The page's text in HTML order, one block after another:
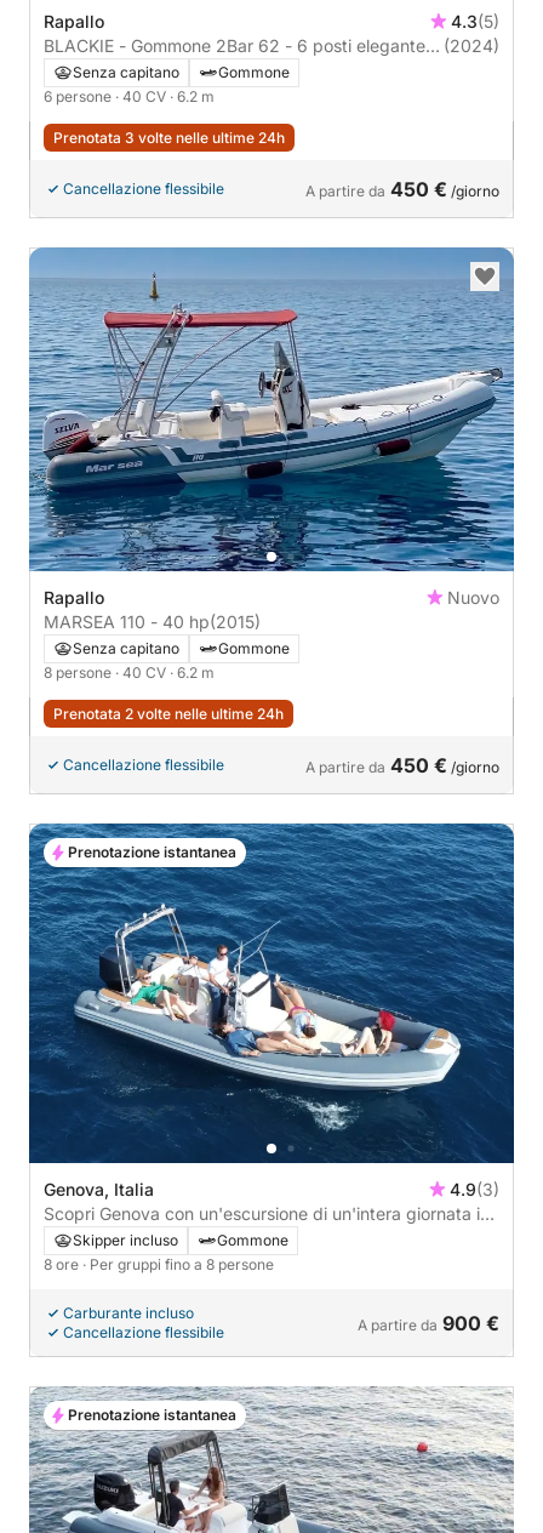
Rapallo 4.3(5)
BLACKIE - Gommone 2Bar 62 - 6 posti elegante e
facile da guidare
(2024)
Senza capitano
Gommone
6 persone · 40 CV · 6.2 m
Prenotata 3 volte nelle ultime 24h
Cancellazione flessibile A partire da 450 € /giorno
Rapallo
Nuovo
MARSEA 110 - 40 hp(2015)
Senza capitano
Gommone
8 persone · 40 CV · 6.2 m
Prenotata 2 volte nelle ultime 24h
Cancellazione flessibile A partire da 450 € /giorno
Genova, Italia 4.9(3)
Scopri Genova con un'escursione di un'intera giornata in
motoscafo.
Skipper incluso
Gommone
8 ore · Per gruppi fino a 8 persone
Carburante incluso
Cancellazione flessibile
A partire da 900 €
Prenotazione istantanea
Prenotazione istantanea